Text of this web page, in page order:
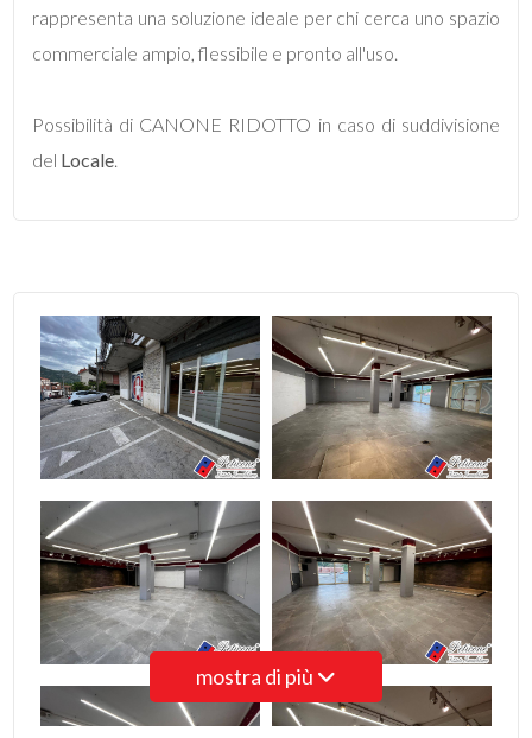
rappresenta una soluzione ideale per chi cerca uno spazio
commerciale ampio, flessibile e pronto all'uso.
Possibilità di CANONE RIDOTTO in caso di suddivisione
del Locale.
mostra di più
Qualsiasi
1
4
5
5+
Camere
minime
Qualsiasi